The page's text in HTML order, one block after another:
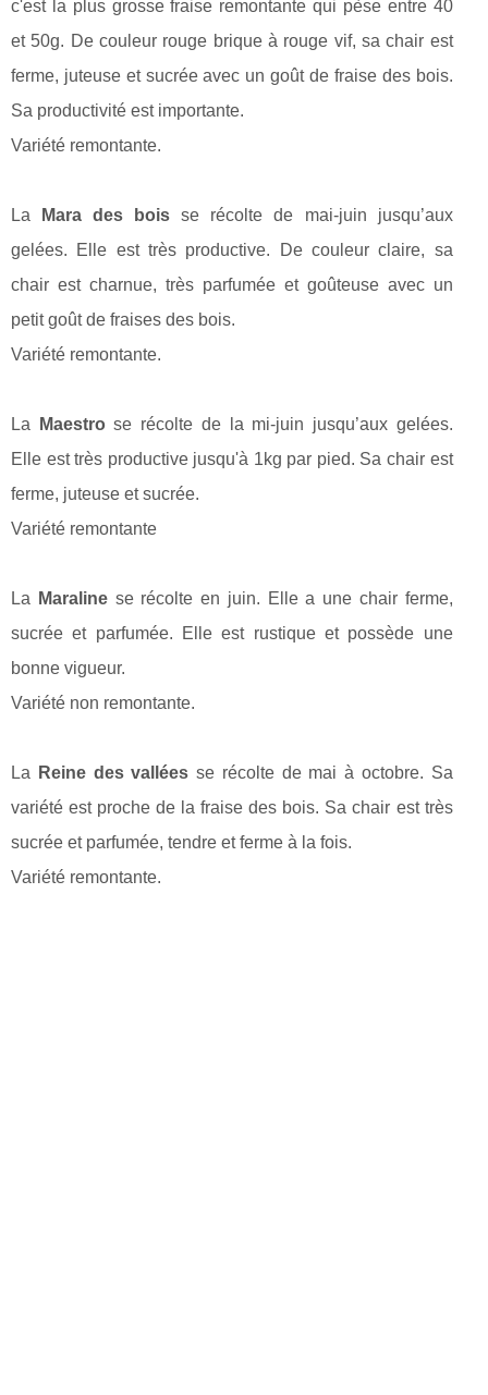
c'est la plus grosse fraise remontante qui pèse entre 40
et 50g. De couleur rouge brique à rouge vif, sa chair est
ferme, juteuse et sucrée avec un goût de fraise des bois.
Sa productivité est importante.
Variété remontante.
La Mara des bois se récolte de mai-juin jusqu’aux
gelées. Elle est très productive. De couleur claire, sa
chair est charnue, très parfumée et goûteuse avec un
petit goût de fraises des bois.
Variété remontante.
La Maestrose récolte de la mi-juin jusqu’aux gelées.
Elle est très productive jusqu'à 1kg par pied. Sa chair est
ferme, juteuse et sucrée.
Variété remontante
La Maralinese récolte en juin. Elle a une chair ferme,
sucrée et parfumée. Elle est rustique et possède une
bonne vigueur.
Variété non remontante.
La Reine des vallées se récolte de mai à octobre. Sa
variété est proche de la fraise des bois. Sa chair est très
sucrée et parfumée, tendre et ferme à la fois.
Variété remontante.